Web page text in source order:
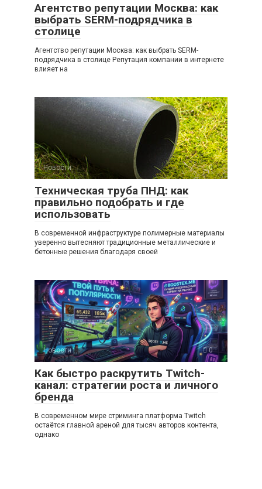
Агентство репутации Москва: как
выбрать SERM-подрядчика в
столице
Агентство репутации Москва: как выбрать SERM-
подрядчика в столице Репутация компании в интернете
влияет на
Новости 0
Техническая труба ПНД: как
правильно подобрать и где
использовать
В современной инфраструктуре полимерные материалы
уверенно вытесняют традиционные металлические и
бетонные решения благодаря своей
Новости 0
Как быстро раскрутить Twitch-
канал: стратегии роста и личного
бренда
В современном мире стриминга платформа Twitch
остаётся главной ареной для тысяч авторов контента,
однако